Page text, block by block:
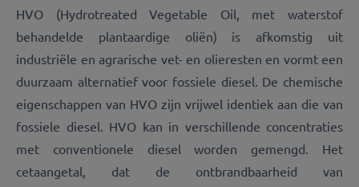
HVO (Hydrotreated Vegetable Oil, met waterstof
behandelde plantaardige oliën) is afkomstig uit
industriële en agrarische vet- en olieresten en vormt een
duurzaam alternatief voor fossiele diesel. De chemische
eigenschappen van HVO zijn vrijwel identiek aan die van
fossiele diesel. HVO kan in verschillende concentraties
met conventionele diesel worden gemengd. Het
cetaangetal, dat de ontbrandbaarheid van